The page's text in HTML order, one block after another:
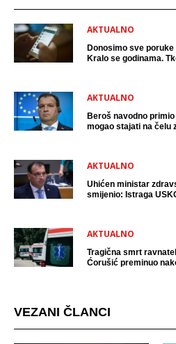
AKTUALNO
Donosimo sve
Kralo se godinama.
AKTUALNO
Beroš navodno
mogao stajati na čelu
AKTUALNO
Uhićen ministar
smijenio: Istraga
AKTUALNO
Tragična smrt
Ćorušić preminuo
VEZANI ČLANCI